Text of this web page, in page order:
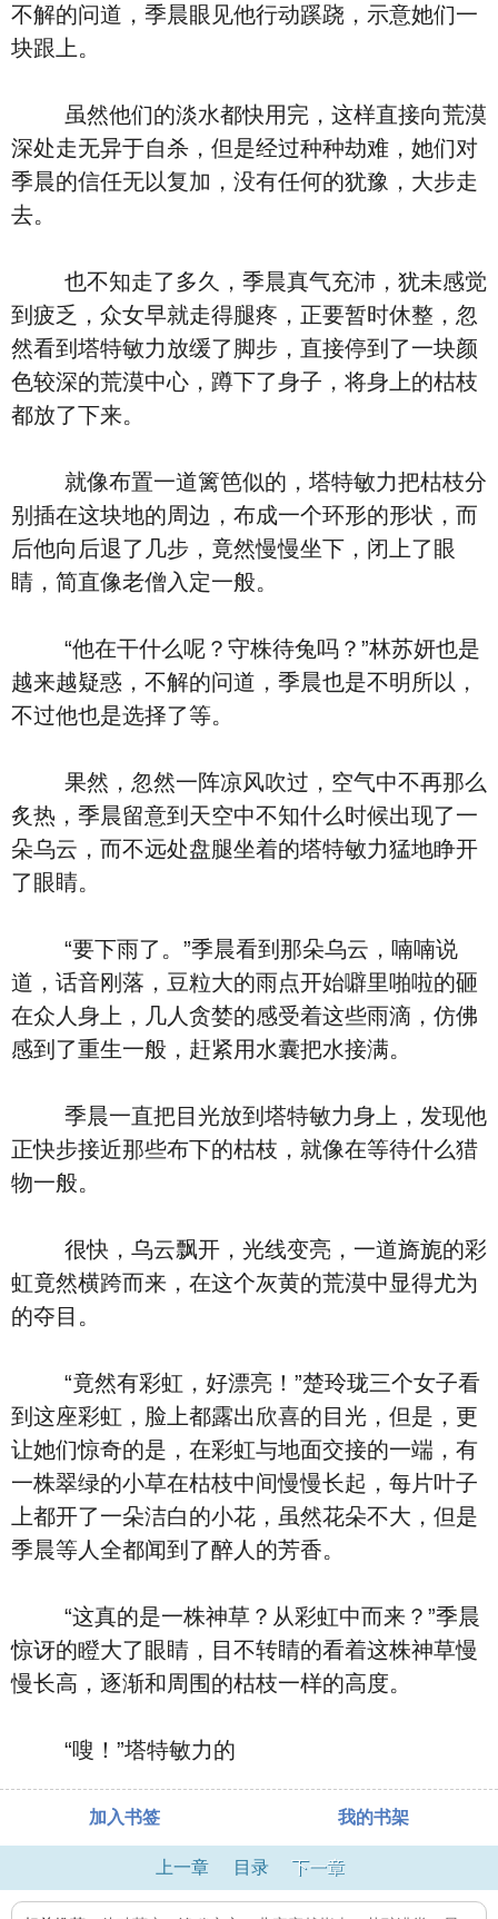
不解的问道，季晨眼见他行动蹊跷，示意她们一
块跟上。
虽然他们的淡水都快用完，这样直接向荒漠
深处走无异于自杀，但是经过种种劫难，她们对
季晨的信任无以复加，没有任何的犹豫，大步走
去。
也不知走了多久，季晨真气充沛，犹未感觉
到疲乏，众女早就走得腿疼，正要暂时休整，忽
然看到塔特敏力放缓了脚步，直接停到了一块颜
色较深的荒漠中心，蹲下了身子，将身上的枯枝
都放了下来。
就像布置一道篱笆似的，塔特敏力把枯枝分
别插在这块地的周边，布成一个环形的形状，而
后他向后退了几步，竟然慢慢坐下，闭上了眼
睛，简直像老僧入定一般。
“他在干什么呢？守株待兔吗？”林苏妍也是
越来越疑惑，不解的问道，季晨也是不明所以，
不过他也是选择了等。
果然，忽然一阵凉风吹过，空气中不再那么
炙热，季晨留意到天空中不知什么时候出现了一
朵乌云，而不远处盘腿坐着的塔特敏力猛地睁开
了眼睛。
“要下雨了。”季晨看到那朵乌云，喃喃说
道，话音刚落，豆粒大的雨点开始噼里啪啦的砸
在众人身上，几人贪婪的感受着这些雨滴，仿佛
感到了重生一般，赶紧用水囊把水接满。
季晨一直把目光放到塔特敏力身上，发现他
正快步接近那些布下的枯枝，就像在等待什么猎
物一般。
很快，乌云飘开，光线变亮，一道旖旎的彩
虹竟然横跨而来，在这个灰黄的荒漠中显得尤为
的夺目。
“竟然有彩虹，好漂亮！”楚玲珑三个女子看
到这座彩虹，脸上都露出欣喜的目光，但是，更
让她们惊奇的是，在彩虹与地面交接的一端，有
一株翠绿的小草在枯枝中间慢慢长起，每片叶子
上都开了一朵洁白的小花，虽然花朵不大，但是
季晨等人全都闻到了醉人的芳香。
“这真的是一株神草？从彩虹中而来？”季晨
惊讶的瞪大了眼睛，目不转睛的看着这株神草慢
慢长高，逐渐和周围的枯枝一样的高度。
“嗖！”塔特敏力的
加入书签 我的书架
上一章 目录 下一章